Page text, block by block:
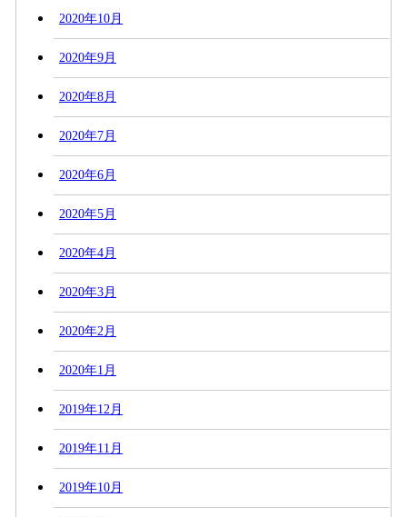
2020年10月
2020年9月
2020年8月
2020年7月
2020年6月
2020年5月
2020年4月
2020年3月
2020年2月
2020年1月
2019年12月
2019年11月
2019年10月